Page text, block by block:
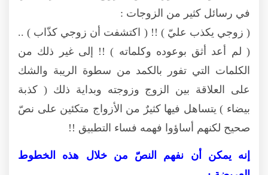
في رسائل كثير من الزوجات :
( زوجي يكذب عليّ ) !! ( اكتشفت أن زوجي كذّاب ) ..
( لم أعد أثق بوعوده وكلماته ) !! إلى غير ذلك من
الكلمات التي تفور بالكمد من سطوة الريبة والشك
على العلاقة بين الزوج وزوجته وبداية ذلك ( كذبة
بيضاء ) يتساهل فيها كثيرٌ من الأزواج متكئين على نصّ
صحيح لكنهم أساؤوا فهمه فساء التطبيق !!
إنه يمكن أن نفهم النصّ من خلال هذه الخطوط